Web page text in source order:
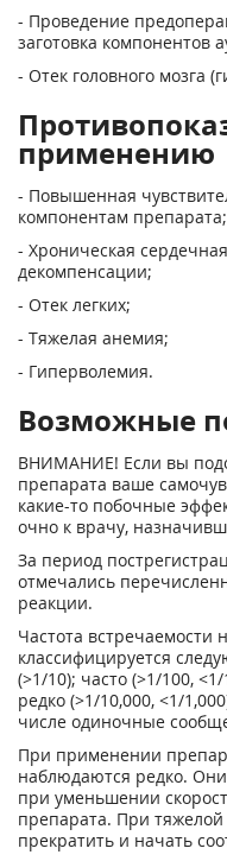
- Проведение
заготовка компонентов
- Отек головного мозга
применению
- Повышенная
компонентам препарата;
- Хроническая
декомпенсации;
- Отек легких;
- Тяжелая анемия;
- Гиперволемия.
Возможные
ВНИМАНИЕ! Если вы
препарата ваше
какие-то побочные
очно к врачу,
За период
отмечались
реакции.
Частота встречаемости
классифицируется
(>1/10); часто (>1/100,
редко (>1/10,000, <1/
числе одиночные
При применении
наблюдаются редко.
при уменьшении
препарата. При
прекратить и начать